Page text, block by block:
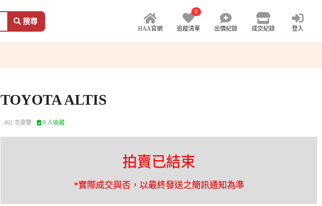
搜尋
HAA官網
0
追蹤清單 出價紀錄 成交紀錄 登入
TOYOTA ALTIS
492 次瀏覽 9 人收藏
拍賣已結束
*實際成交與否，以最終發送之簡訊通知為準